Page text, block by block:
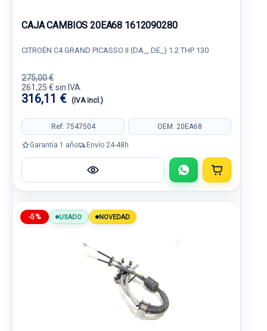
CAJA CAMBIOS 20EA68 1612090280
CITROËN C4 GRAND PICASSO II (DA_, DE_) 1.2 THP 130
275,00 €
261,25 € sin IVA.
316,11 € (IVA incl.)
Ref: 7547504 OEM: 20EA68
Garantía 1 año Envío 24-48h
-5% USADO NOVEDAD